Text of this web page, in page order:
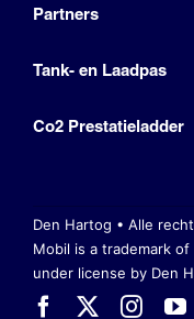
Partners
Tank- en Laadpas
Co2 Prestatieladder
Den Hartog • Alle
Mobil is a trademark
under license by Den